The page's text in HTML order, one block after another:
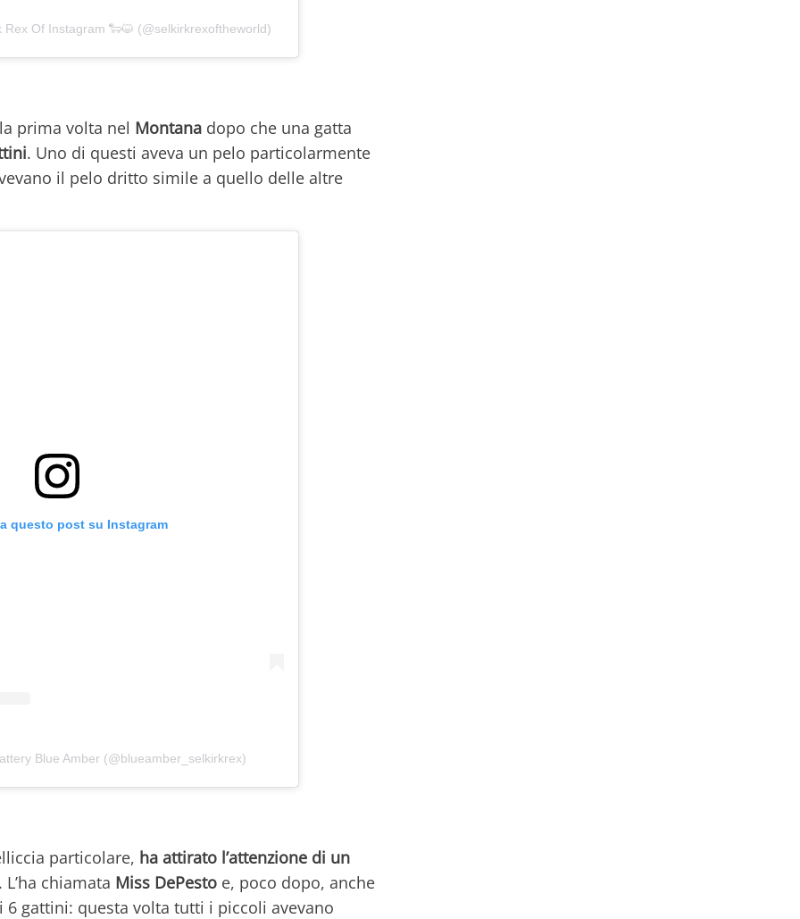
Rex Of Instagram 🐑😺 (@selkirkrexoftheworld)
prima volta nel Montana dopo che una gatta
. Uno di questi aveva un pelo particolarmente
il pelo dritto simile a quello delle altre
questo post su Instagram
Blue Amber (@blueamber_selkirkrex)
particolare, ha attirato l’attenzione di un
chiamata Miss DePesto e, poco dopo, anche
gattini: questa volta tutti i piccoli avevano